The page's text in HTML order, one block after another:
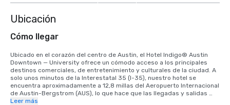
Ubicación
Cómo llegar
Ubicado en el corazón del centro de Austin, el Hotel Indigo® Austin
Downtown — University ofrece un cómodo acceso a los principales
destinos comerciales, de entretenimiento y culturales de la ciudad. A
solo unos minutos de la Interestatal 35 (I-35), nuestro hotel se
encuentra aproximadamente a 12,8 millas del Aeropuerto Internacional
de Austin-Bergstrom (AUS), lo que hace que las llegadas y salidas
sean rápidas y cómodas para grupos y viajeros individuales.
Leer más